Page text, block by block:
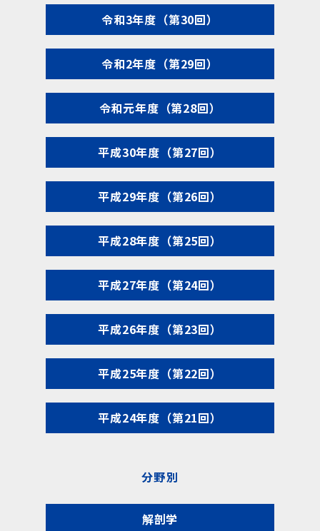
令和3年度（第30回）
令和2年度（第29回）
令和元年度（第28回）
平成30年度（第27回）
平成29年度（第26回）
平成28年度（第25回）
平成27年度（第24回）
平成26年度（第23回）
平成25年度（第22回）
平成24年度（第21回）
分野別
解剖学